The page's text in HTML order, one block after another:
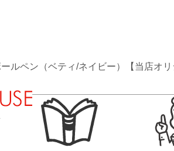
ルペン（ベティ/ネイビー）【当店オリ